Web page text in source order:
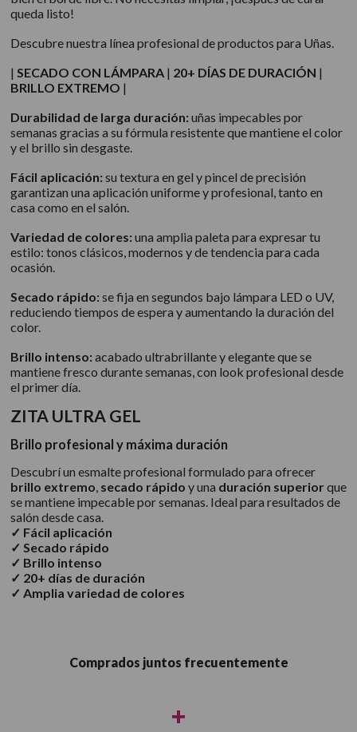
queda listo!
Descubre nuestra línea profesional de productos para Uñas.
| SECADO CON LÁMPARA| 20+ DÍAS DE DURACIÓN |
BRILLO EXTREMO |
Durabilidad de larga duración:uñas impecables por
semanas gracias a su fórmula resistente que mantiene el color
y el brillo sin desgaste.
Fácil aplicación:su textura en gel y pincel de precisión
garantizan una aplicación uniforme y profesional, tanto en
casa como en el salón.
Variedad de colores:una amplia paleta para expresar tu
estilo: tonos clásicos, modernos y de tendencia para cada
ocasión.
Secado rápido:se fija en segundos bajo lámpara LED o UV,
reduciendo tiempos de espera y aumentando la duración del
color.
Brillo intenso:acabado ultrabrillante y elegante que se
mantiene fresco durante semanas, con look profesional desde
el primer día.
ZITA ULTRA GEL
Brillo profesional y máxima duración
Descubrí un esmalte profesional formulado para ofrecer
brillo extremo, secado rápido y una duración superiorque
se mantiene impecable por semanas. Ideal para resultados de
salón desde casa.
✓ Fácil aplicación
✓ Secado rápido
✓ Brillo intenso
✓ 20+ días de duración
✓ Amplia variedad de colores
Comprados juntos frecuentemente
+